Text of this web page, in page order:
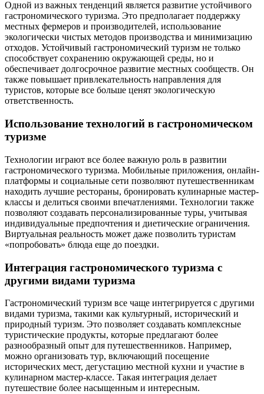
Одной из важных тенденций является развитие устойчивого
гастрономического туризма. Это предполагает поддержку
местных фермеров и производителей, использование
экологически чистых методов производства и минимизацию
отходов. Устойчивый гастрономический туризм не только
способствует сохранению окружающей среды, но и
обеспечивает долгосрочное развитие местных сообществ. Он
также повышает привлекательность направления для
туристов, которые все больше ценят экологическую
ответственность.
Использование технологий в гастрономическом
туризме
Технологии играют все более важную роль в развитии
гастрономического туризма. Мобильные приложения, онлайн-
платформы и социальные сети позволяют путешественникам
находить лучшие рестораны, бронировать кулинарные мастер-
классы и делиться своими впечатлениями. Технологии также
позволяют создавать персонализированные туры, учитывая
индивидуальные предпочтения и диетические ограничения.
Виртуальная реальность может даже позволить туристам
«попробовать» блюда еще до поездки.
Интеграция гастрономического туризма с
другими видами туризма
Гастрономический туризм все чаще интегрируется с другими
видами туризма, такими как культурный, исторический и
природный туризм. Это позволяет создавать комплексные
туристические продукты, которые предлагают более
разнообразный опыт для путешественников. Например,
можно организовать тур, включающий посещение
исторических мест, дегустацию местной кухни и участие в
кулинарном мастер-классе. Такая интеграция делает
путешествие более насыщенным и интересным.